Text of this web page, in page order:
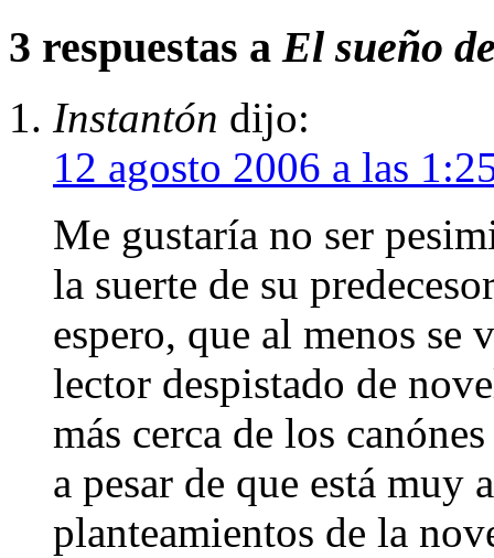
3 respuestas a El sueño
Instantón dijo:
12 agosto 2006 a las
Me gustaría no ser
la suerte de su
espero, que al menos se
lector despistado de
más cerca de los
a pesar de que está muy
planteamientos de la